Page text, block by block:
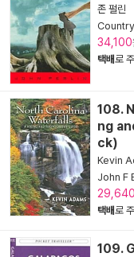
존 펄린
34,100
택배로
108.
ng
ck)
Kevin
John F
29,640
택배로
109.